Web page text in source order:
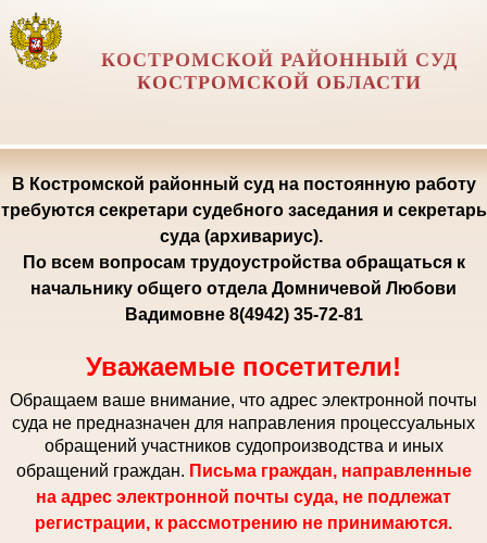
КОСТРОМСКОЙ РАЙОННЫЙ СУД
КОСТРОМСКОЙ ОБЛАСТИ
В Костромской районный суд на постоянную работу
требуются секретари судебного заседания и секретарь
суда (архивариус).
По всем вопросам трудоустройства обращаться к
начальнику общего отдела Домничевой Любови
Вадимовне 8(4942) 35-72-81
Уважаемые посетители!
Обращаем ваше внимание, что адрес электронной почты
суда не предназначен для направления процессуальных
обращений участников судопроизводства и иных
обращений граждан. Письма граждан, направленные
на адрес электронной почты суда, не подлежат
регистрации, к рассмотрению не принимаются.